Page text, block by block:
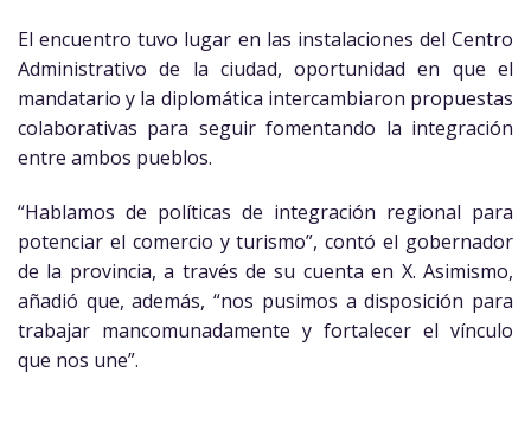
El encuentro tuvo lugar en las instalaciones del Centro
Administrativo de la ciudad, oportunidad en que el
mandatario y la diplomática intercambiaron propuestas
colaborativas para seguir fomentando la integración
entre ambos pueblos.
“Hablamos de políticas de integración regional para
potenciar el comercio y turismo”, contó el gobernador
de la provincia, a través de su cuenta en X. Asimismo,
añadió que, además, “nos pusimos a disposición para
trabajar mancomunadamente y fortalecer el vínculo
que nos une”.